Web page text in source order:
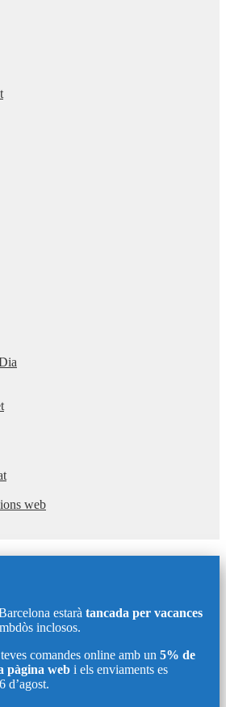
web
estarà tancada per vacances
inclosos.
comandes online amb un 5% de
pàgina web i els enviaments es
d’agost.